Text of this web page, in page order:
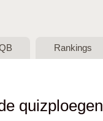
Rankings
quizploegen